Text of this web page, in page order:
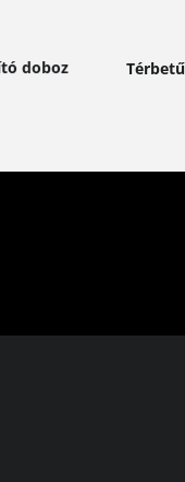
doboz